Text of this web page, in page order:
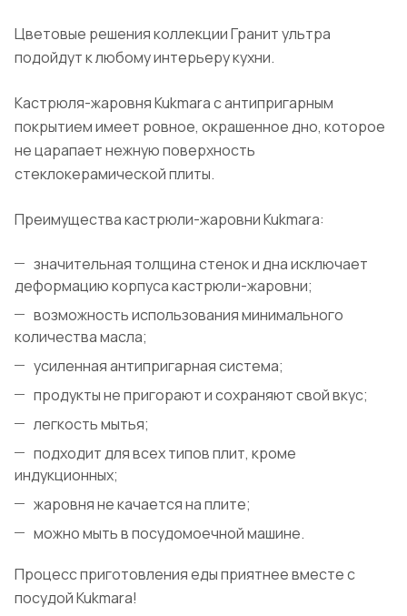
Цветовые решения коллекции Гранит ультра
подойдут к любому интерьеру кухни.
Кастрюля-жаровня Kukmara с антипригарным
покрытием имеет ровное, окрашенное дно, которое
не царапает нежную поверхность
стеклокерамической плиты.
Преимущества кастрюли-жаровни Kukmara:
значительная толщина стенок и дна исключает
деформацию корпуса кастрюли-жаровни;
возможность использования минимального
количества масла;
усиленная антипригарная система;
продукты не пригорают и сохраняют свой вкус;
легкость мытья;
подходит для всех типов плит, кроме
индукционных;
жаровня не качается на плите;
можно мыть в посудомоечной машине.
Процесс приготовления еды приятнее вместе с
посудой Kukmara!